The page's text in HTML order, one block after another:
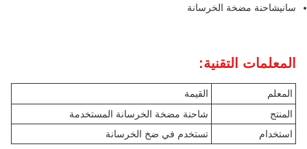
سانيشاحنة مضخة الخرسانة
المعلمات التقنية:
المعلم
القيمة
المنتج
شاحنة مضخة الخرسانة المستخدمة
استخدام
تستخدم في ضخ الخرسانة